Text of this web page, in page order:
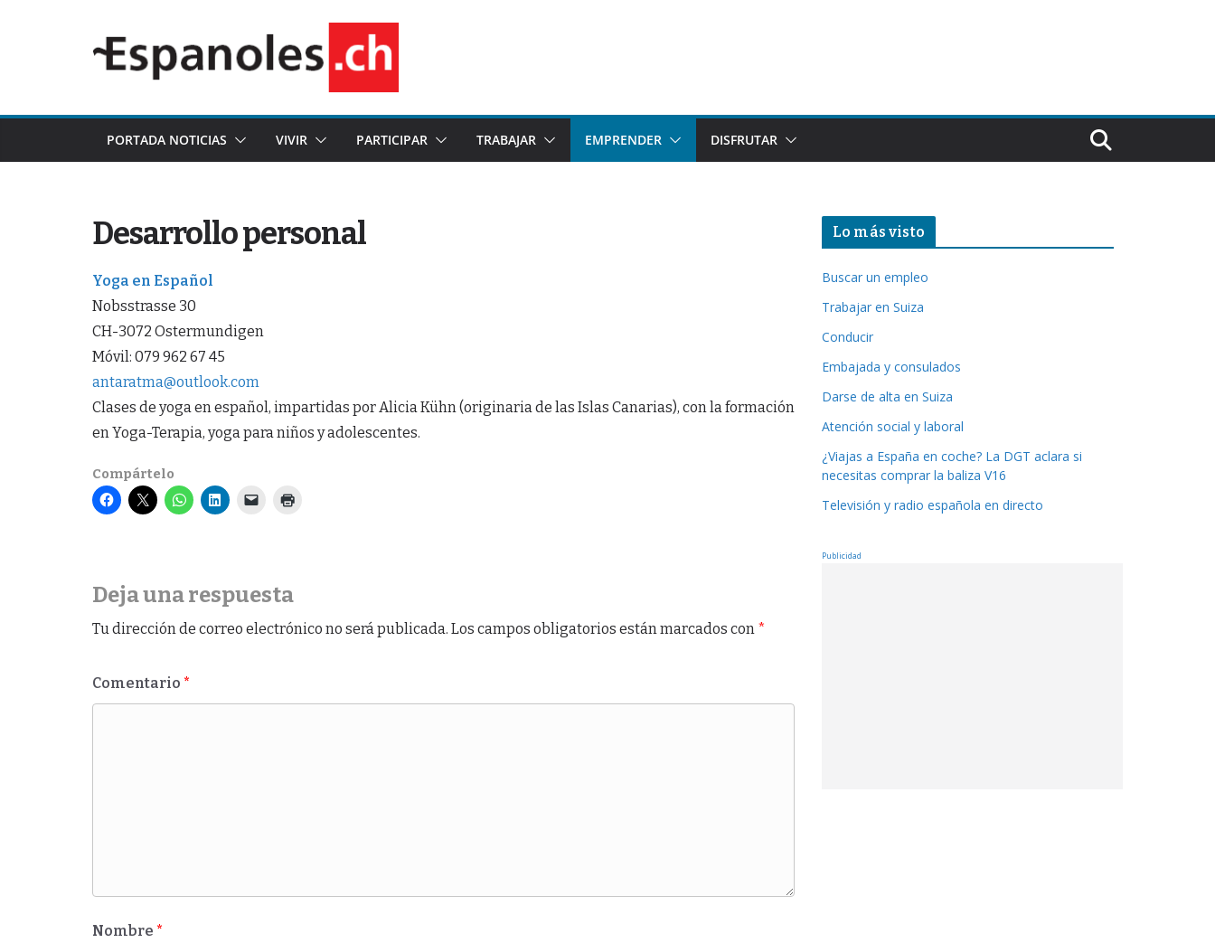
PORTADA NOTICIAS VIVIR PARTICIPAR TRABAJAR EMPRENDER DISFRUTAR
Desarrollo personal
Yoga en Español
Nobsstrasse 30
CH-3072 Ostermundigen
Móvil: 079 962 67 45
antaratma@outlook.com
Clases de yoga en español, impartidas por Alicia Kühn (originaria de las Islas Canarias), con la formación
en Yoga-Terapia, yoga para niños y adolescentes.
Compártelo
Deja una respuesta
Tu dirección de correo electrónico no será publicada. Los campos obligatorios están marcados con *
Comentario *
Nombre *
Lo más visto
Buscar un empleo
Trabajar en Suiza
Conducir
Embajada y consulados
Darse de alta en Suiza
Atención social y laboral
¿Viajas a España en coche? La DGT aclara si
necesitas comprar la baliza V16
Televisión y radio española en directo
Publicidad